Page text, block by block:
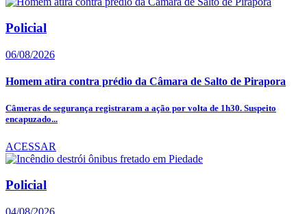
Policial
06/08/2026
Homem atira contra prédio da Câmara de Salto de Pirapora
Câmeras de segurança registraram a ação por volta de 1h30. Suspeito
encapuzado...
ACESSAR
Policial
04/08/2026